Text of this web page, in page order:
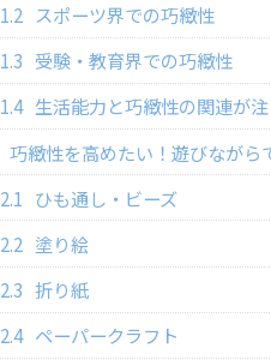
1.2 スポーツ界での巧緻性
1.3 受験・教育界での巧緻性
1.4 生活能力と巧緻性の関連が
巧緻性を高めたい！遊びながら
2.1 ひも通し・ビーズ
2.2 塗り絵
2.3 折り紙
2.4 ペーパークラフト